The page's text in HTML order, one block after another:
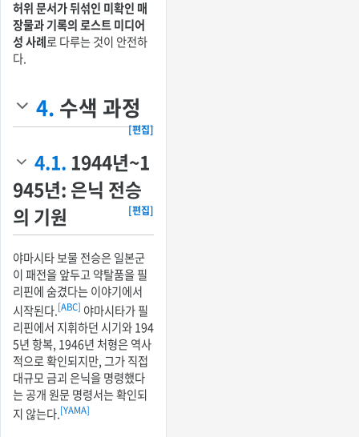
허위 문서가 뒤섞인 미확인 매
장물과 기록의 로스트 미디어
성 사례로 다루는 것이 안전하
다.
4. 수색 과정
[편집]
4.1. 1944년~1
945년: 은닉 전승
의 기원
[편집]
야마시타 보물 전승은 일본군
이 패전을 앞두고 약탈품을 필
리핀에 숨겼다는 이야기에서
시작된다.[ABC] 야마시타가 필
리핀에서 지휘하던 시기와 194
5년 항복, 1946년 처형은 역사
적으로 확인되지만, 그가 직접
대규모 금괴 은닉을 명령했다
는 공개 원문 명령서는 확인되
지 않는다.[YAMA]